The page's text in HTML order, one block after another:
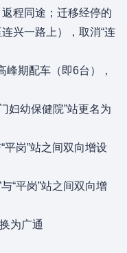
程同途；迁移经停的
兴一路上），取消“连
期配车（即6台），
妇幼保健院”站更名为
平岗”站之间双向增设
“平岗”站之间双向增
为广通